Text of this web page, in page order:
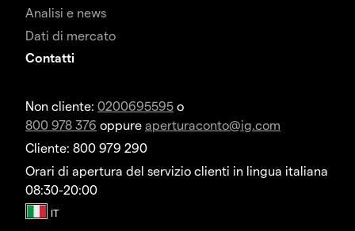
Analisi e news
Dati di mercato
Contatti
Non cliente: 0200695595 o
800 978 376 oppure aperturaconto@ig.com
Cliente: 800 979 290
Orari di apertura del servizio clienti in lingua italiana
08:30-20:00